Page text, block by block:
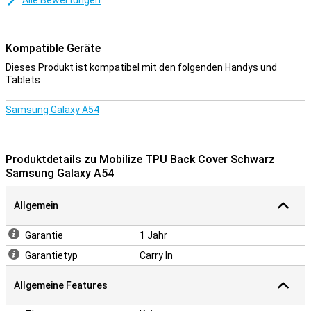
Kompatible Geräte
Dieses Produkt ist kompatibel mit den folgenden Handys und
Tablets
Samsung Galaxy A54
Produktdetails zu Mobilize TPU Back Cover Schwarz
Samsung Galaxy A54
Allgemein
Garantie
1 Jahr
Garantietyp
Carry In
Allgemeine Features